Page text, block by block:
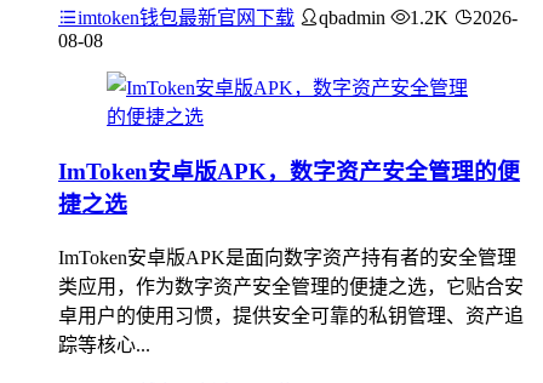
imtoken钱包最新官网下载 qbadmin 1.2K
2026-
08-08
ImToken安卓版APK，数字资产安全管理的便
捷之选
ImToken安卓版APK是面向数字资产持有者的安全管理
类应用，作为数字资产安全管理的便捷之选，它贴合安
卓用户的使用习惯，提供安全可靠的私钥管理、资产追
踪等核心...